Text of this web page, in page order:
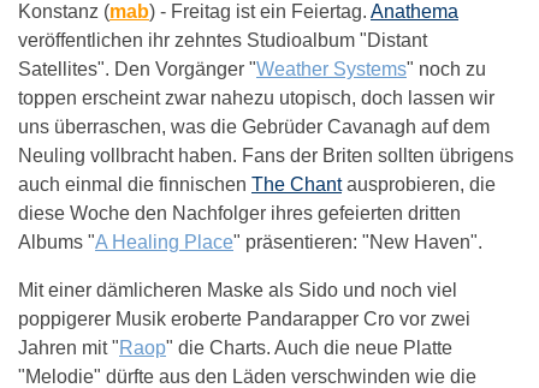
Konstanz (mab) - Freitag ist ein Feiertag. Anathema
veröffentlichen ihr zehntes Studioalbum "Distant
Satellites". Den Vorgänger "Weather Systems" noch zu
toppen erscheint zwar nahezu utopisch, doch lassen wir
uns überraschen, was die Gebrüder Cavanagh auf dem
Neuling vollbracht haben. Fans der Briten sollten übrigens
auch einmal die finnischen The Chantausprobieren, die
diese Woche den Nachfolger ihres gefeierten dritten
Albums "A Healing Place" präsentieren: "New Haven".
Mit einer dämlicheren Maske als Sido und noch viel
poppigerer Musik eroberte Pandarapper Cro vor zwei
Jahren mit "Raop" die Charts. Auch die neue Platte
"Melodie" dürfte aus den Läden verschwinden wie die